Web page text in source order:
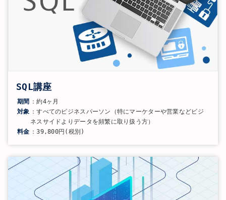
SQL講座
期間 ：約4ヶ月
対象 ：すべてのビジネスパーソン（特にマーケターや営業などビジ
ネスサイドよりデータを頻繁に取り扱う方）
料金 ：39,800円(税別)